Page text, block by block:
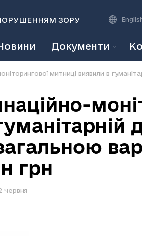
ЗОРУ
К К A A A
Документи
грн
червня